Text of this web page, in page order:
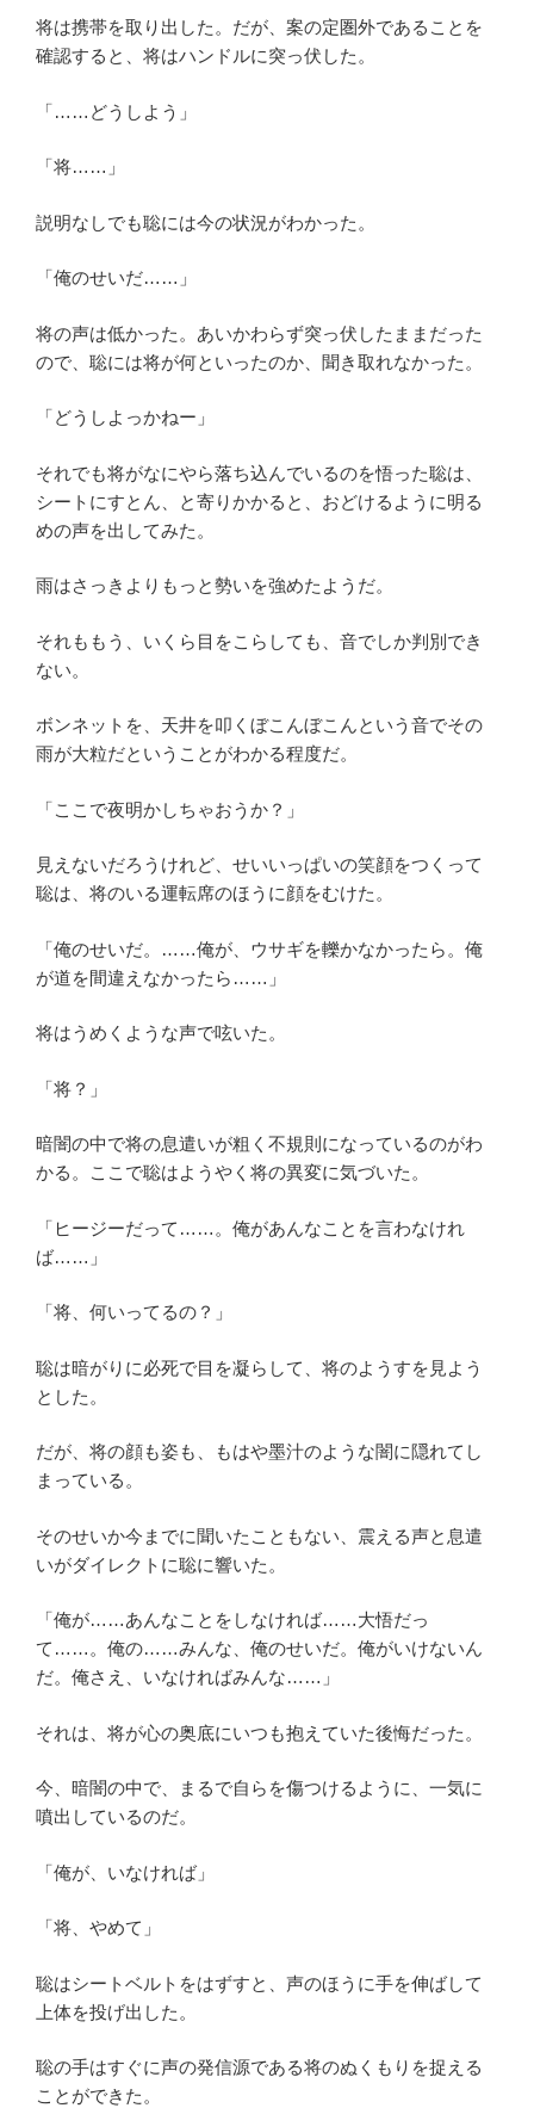
将は携帯を取り出した。だが、案の定圏外であることを
確認すると、将はハンドルに突っ伏した。
「……どうしよう」
「将……」
説明なしでも聡には今の状況がわかった。
「俺のせいだ……」
将の声は低かった。あいかわらず突っ伏したままだった
ので、聡には将が何といったのか、聞き取れなかった。
「どうしよっかねー」
それでも将がなにやら落ち込んでいるのを悟った聡は、
シートにすとん、と寄りかかると、おどけるように明る
めの声を出してみた。
雨はさっきよりもっと勢いを強めたようだ。
それももう、いくら目をこらしても、音でしか判別でき
ない。
ボンネットを、天井を叩くぼこんぼこんという音でその
雨が大粒だということがわかる程度だ。
「ここで夜明かしちゃおうか？」
見えないだろうけれど、せいいっぱいの笑顔をつくって
聡は、将のいる運転席のほうに顔をむけた。
「俺のせいだ。……俺が、ウサギを轢かなかったら。俺
が道を間違えなかったら……」
将はうめくような声で呟いた。
「将？」
暗闇の中で将の息遣いが粗く不規則になっているのがわ
かる。ここで聡はようやく将の異変に気づいた。
「ヒージーだって……。俺があんなことを言わなけれ
ば……」
「将、何いってるの？」
聡は暗がりに必死で目を凝らして、将のようすを見よう
とした。
だが、将の顔も姿も、もはや墨汁のような闇に隠れてし
まっている。
そのせいか今までに聞いたこともない、震える声と息遣
いがダイレクトに聡に響いた。
「俺が……あんなことをしなければ……大悟だっ
て……。俺の……みんな、俺のせいだ。俺がいけないん
だ。俺さえ、いなければみんな……」
それは、将が心の奥底にいつも抱えていた後悔だった。
今、暗闇の中で、まるで自らを傷つけるように、一気に
噴出しているのだ。
「俺が、いなければ」
「将、やめて」
聡はシートベルトをはずすと、声のほうに手を伸ばして
上体を投げ出した。
聡の手はすぐに声の発信源である将のぬくもりを捉える
ことができた。